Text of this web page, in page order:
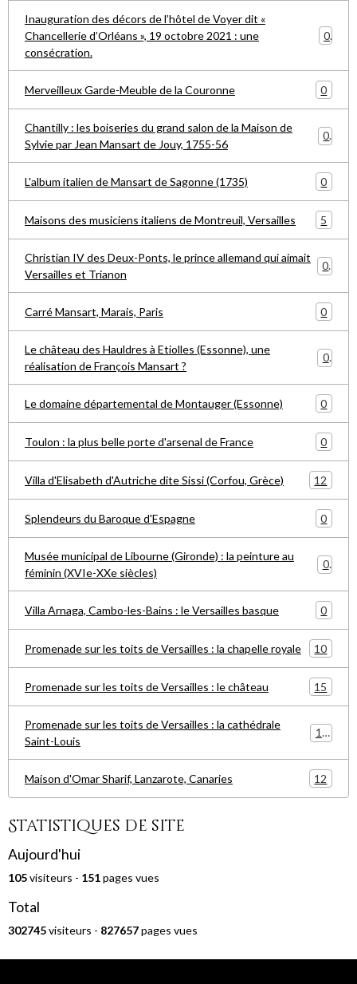
Inauguration des décors de l’hôtel de Voyer dit «
Chancellerie d’Orléans », 19 octobre 2021 : une
consécration.
0
Merveilleux Garde-Meuble de la Couronne 0
Chantilly : les boiseries du grand salon de la Maison de
Sylvie par Jean Mansart de Jouy, 1755-56
0
L'album italien de Mansart de Sagonne (1735) 0
Maisons des musiciens italiens de Montreuil, Versailles 5
Christian IV des Deux-Ponts, le prince allemand qui aimait
Versailles et Trianon
0
Carré Mansart, Marais, Paris 0
Le château des Hauldres à Etiolles (Essonne), une
réalisation de François Mansart ?
0
Le domaine départemental de Montauger (Essonne) 0
Toulon : la plus belle porte d'arsenal de France 0
Villa d'Elisabeth d'Autriche dite Sissi (Corfou, Grèce) 12
Splendeurs du Baroque d'Espagne 0
Musée municipal de Libourne (Gironde) : la peinture au
féminin (XVIe-XXe siècles)
0
Villa Arnaga, Cambo-les-Bains : le Versailles basque 0
Promenade sur les toits de Versailles : la chapelle royale 10
Promenade sur les toits de Versailles : le château 15
Promenade sur les toits de Versailles : la cathédrale
Saint-Louis
15
Maison d'Omar Sharif, Lanzarote, Canaries 12
Statistiques de site
Aujourd'hui
105visiteurs - 151pages vues
Total
302745visiteurs - 827657pages vues